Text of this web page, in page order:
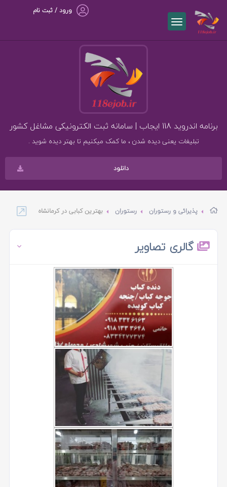
ورود / ثبت نام
برنامه اندروید 118 ایجاب | سامانه ثبت الکترونیکی مشاغل کشور
تبلیغات یعنی دیده شدن ، ما کمک میکنیم تا بهتر دیده شوید .
دانلود
پذیرائی و رستوران رستوران بهترین کبابی در کرمانشاه
گالری تصاویر